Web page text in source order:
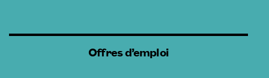
Offres d’emploi